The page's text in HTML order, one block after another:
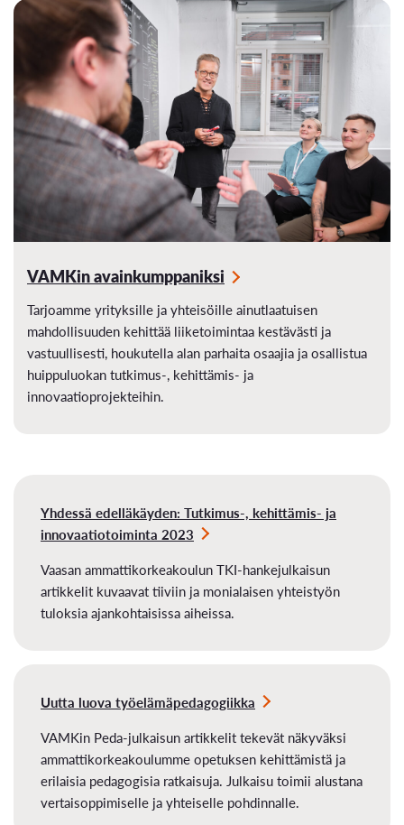
VAMKin avainkumppaniksi
Tarjoamme yrityksille ja yhteisöille ainutlaatuisen
mahdollisuuden kehittää liiketoimintaa kestävästi ja
vastuullisesti, houkutella alan parhaita osaajia ja osallistua
huippuluokan tutkimus-, kehittämis- ja
innovaatioprojekteihin.
Yhdessä edelläkäyden: Tutkimus-, kehittämis- ja
innovaatiotoiminta 2023
Vaasan ammattikorkeakoulun TKI-hankejulkaisun
artikkelit kuvaavat tiiviin ja monialaisen yhteistyön
tuloksia ajankohtaisissa aiheissa.
Uutta luova työelämäpedagogiikka
VAMKin Peda-julkaisun artikkelit tekevät näkyväksi
ammattikorkeakoulumme opetuksen kehittämistä ja
erilaisia pedagogisia ratkaisuja. Julkaisu toimii alustana
vertaisoppimiselle ja yhteiselle pohdinnalle.